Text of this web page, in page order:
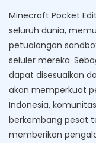
Minecraft Pocket
seluruh dunia,
petualangan
seluler mereka.
dapat disesuaikan
akan memperkuat
Indonesia,
berkembang pesat
memberikan